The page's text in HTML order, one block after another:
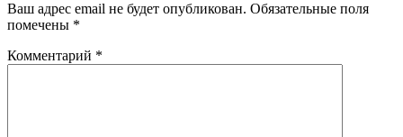
Ваш адрес email не будет опубликован. Обязательные поля
помечены *
Комментарий *